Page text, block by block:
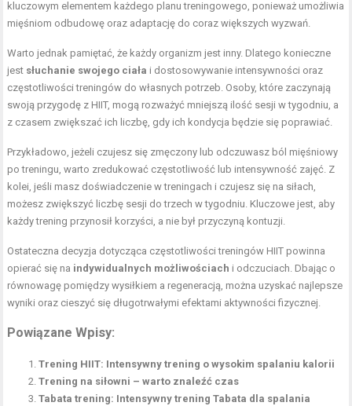
kluczowym elementem każdego planu treningowego, ponieważ umożliwia
mięśniom odbudowę oraz adaptację do coraz większych wyzwań.
Warto jednak pamiętać, że każdy organizm jest inny. Dlatego konieczne
jest słuchanie swojego ciała i dostosowywanie intensywności oraz
częstotliwości treningów do własnych potrzeb. Osoby, które zaczynają
swoją przygodę z HIIT, mogą rozważyć mniejszą ilość sesji w tygodniu, a
z czasem zwiększać ich liczbę, gdy ich kondycja będzie się poprawiać.
Przykładowo, jeżeli czujesz się zmęczony lub odczuwasz ból mięśniowy
po treningu, warto zredukować częstotliwość lub intensywność zajęć. Z
kolei, jeśli masz doświadczenie w treningach i czujesz się na siłach,
możesz zwiększyć liczbę sesji do trzech w tygodniu. Kluczowe jest, aby
każdy trening przynosił korzyści, a nie był przyczyną kontuzji.
Ostateczna decyzja dotycząca częstotliwości treningów HIIT powinna
opierać się na indywidualnych możliwościach i odczuciach. Dbając o
równowagę pomiędzy wysiłkiem a regeneracją, można uzyskać najlepsze
wyniki oraz cieszyć się długotrwałymi efektami aktywności fizycznej.
Powiązane Wpisy:
Trening HIIT: Intensywny trening o wysokim spalaniu kalorii
Trening na siłowni – warto znaleźć czas
Tabata trening: Intensywny trening Tabata dla spalania